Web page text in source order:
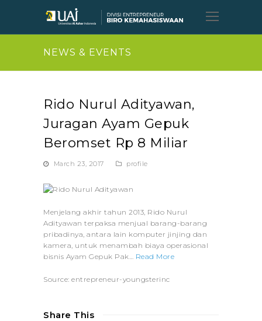
Open
Mobile
NEWS & EVENTS
Rido Nurul Adityawan,
Juragan Ayam Gepuk
Beromset Rp 8 Miliar
March 23, 2017 profile
Menjelang akhir tahun 2013, Rido Nurul
Adityawan terpaksa menjual barang-barang
pribadinya, antara lain komputer jinjing dan
kamera, untuk menambah biaya operasional
bisnis Ayam Gepuk Pak… Read More
Source: entrepreneur-youngsterinc
Share This